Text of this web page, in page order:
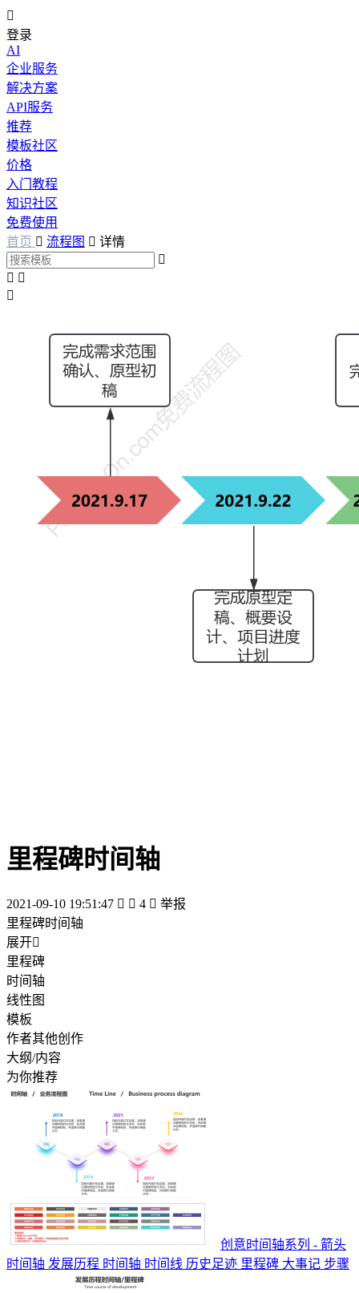

登录
AI
企业服务
解决方案
API服务
推荐
模板社区
价格
入门教程
知识社区
免费使用
首页  流程图  详情

 

里程碑时间轴
2021-09-10 19:51:47   4  举报
里程碑时间轴
展开
里程碑
时间轴
线性图
模板
作者其他创作
大纲/内容
为你推荐
创意时间轴系列 - 箭头
时间轴 发展历程 时间轴 时间线 历史足迹 里程碑 大事记 步骤